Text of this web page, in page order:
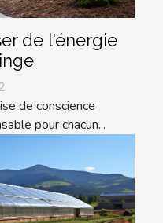
de l'énergie
de conscience
pour chacun...